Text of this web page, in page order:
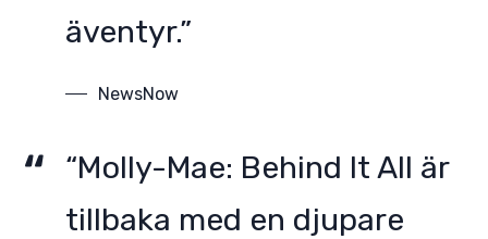
äventyr.”
NewsNow
“Molly-Mae: Behind It All är
tillbaka med en djupare